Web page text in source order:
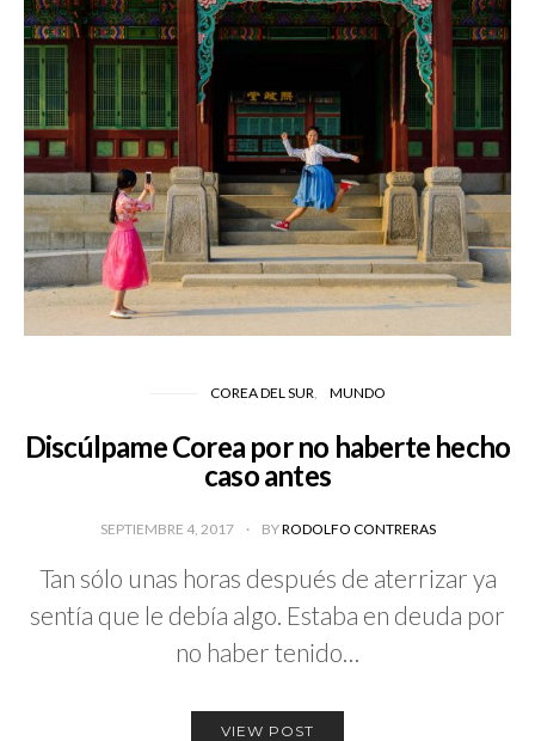
COREA DEL SUR MUNDO
Discúlpame Corea por no haberte hecho
caso antes
SEPTIEMBRE 4, 2017 BYRODOLFO CONTRERAS
Tan sólo unas horas después de aterrizar ya
sentía que le debía algo. Estaba en deuda por
no haber tenido…
VIEW POST